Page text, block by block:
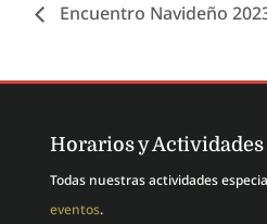
Encuentro Navideño
Horarios y Actividades
Todas nuestras actividades
eventos.